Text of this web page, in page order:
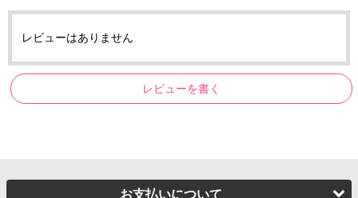
レビューはありません
レビューを書く
お支払いについて